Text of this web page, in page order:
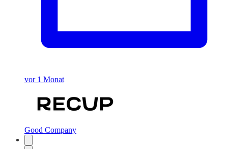
vor 1 Monat
Good Company